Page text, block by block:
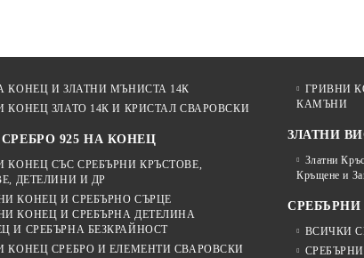
КОНЕЦ И ЗЛАТНИ МЪНИСТА 14К
КОНЕЦ ЗЛАТО 14К И КРИСТАЛ СВАРОВСКИ
925 НА КОНЕЦ
КОНЕЦ СЪС СРЕБЪРНИ КРЪСТОВЕ,
ДЕТЕЛИНИ И ДР
КОНЕЦ И СРЕБЪРНО СЪРЦЕ
КОНЕЦ И СРЕБЪРНА ДЕТЕЛИНА
И СРЕБЪРНА БЕЗКРАЙНОСТ
КОНЕЦ СРЕБРО И ЕЛЕМЕНТИ СВАРОВСКИ
ГРИВНИ
КАМЪНИ
ЗЛАТНИ
Златни
Кръщене и
ВСИЧКИ